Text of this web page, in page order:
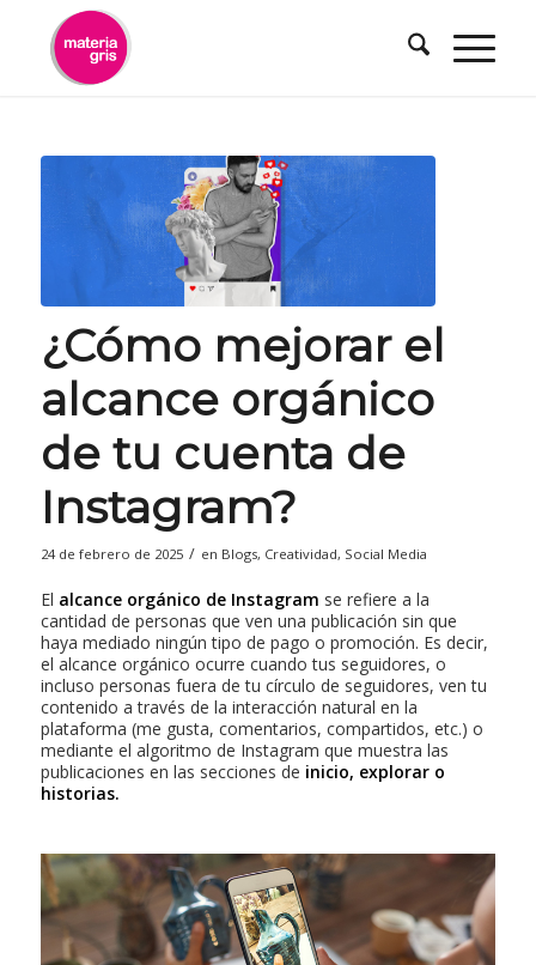
contenido
¿Cómo mejorar el
alcance orgánico
de tu cuenta de
Instagram?
24 de febrero de 2025 / en Blogs, Creatividad, Social Media
El alcance orgánico de Instagram se refiere a la
cantidad de personas que ven una publicación sin que
haya mediado ningún tipo de pago o promoción. Es decir,
el alcance orgánico ocurre cuando tus seguidores, o
incluso personas fuera de tu círculo de seguidores, ven tu
contenido a través de la interacción natural en la
plataforma (me gusta, comentarios, compartidos, etc.) o
mediante el algoritmo de Instagram que muestra las
publicaciones en las secciones de inicio, explorar o
historias.